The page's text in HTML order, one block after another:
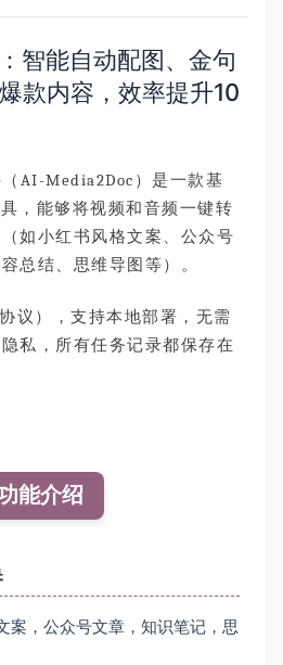
智能自动配图、金句
款内容，效率提升10
AI-Media2Doc）是一款基
，能够将视频和音频一键转
如小红书风格文案、公众号
总结、思维导图等）。
议），支持本地部署，无需
私，所有任务记录都保存在
能介绍
案，公众号文章，知识笔记，思